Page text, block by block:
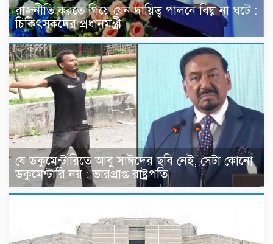
রাজনীতি করতে গিয়ে যেন দায়িত্ব পালনে বিঘ্ন না ঘটে :
চিকিৎসকদের প্রধানমন্ত্রী
যে ডকুমেন্টারিতে আবু সাঈদের ছবি নেই, সেটা কোনো
ডকুমেন্টারি নয় : ভারপ্রাপ্ত রাষ্ট্রপতি